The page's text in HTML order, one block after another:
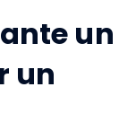
un
un